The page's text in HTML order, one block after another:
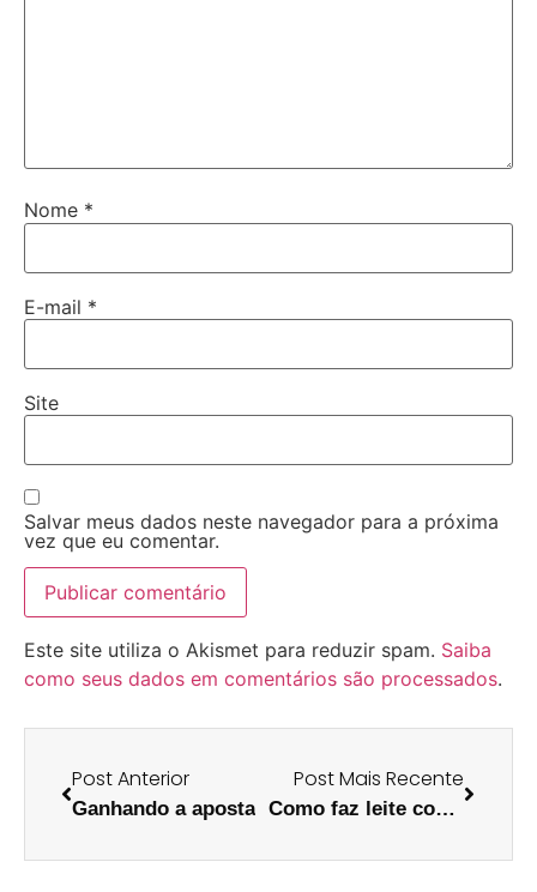
Nome *
E-mail *
Site
Salvar meus dados neste navegador para a próxima
vez que eu comentar.
Este site utiliza o Akismet para reduzir spam. Saiba
como seus dados em comentários são processados.
Post Anterior
Ganhando a aposta
Post Mais Recente
Como faz leite com sabor de bacon